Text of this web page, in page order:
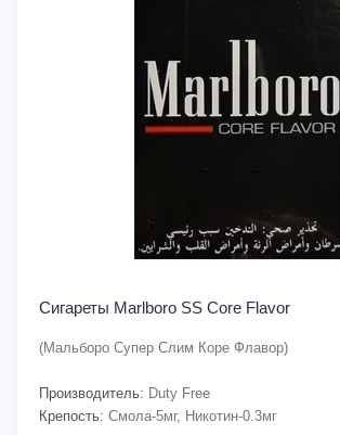
Сигареты Marlboro SS Core Flavor
(Мальборо Супер Слим Коре Флавор)
Производитель: Duty Free
Крепость: Смола-5мг, Никотин-0.3мг